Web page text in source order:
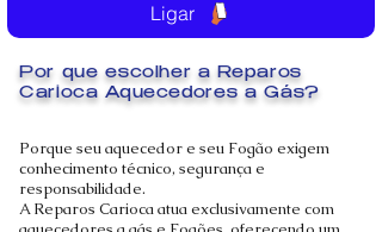
Porque seu aquecedor e seu Fogão exigem
conhecimento técnico, segurança e
responsabilidade.
A Reparos Carioca atua exclusivamente com
Por que escolher a Reparos
Carioca Aquecedores a Gás?
Ligar